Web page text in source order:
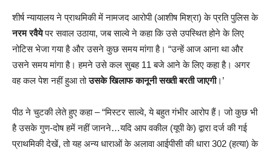
शीर्ष न्यायालय ने प्राथमिकी में नामजद आरोपी (आशीष मिश्रा) के प्रति पुलिस के
नरम रवैयेपर सवाल उठाया, जब साल्वे ने कहा कि उसे उपस्थित होने के लिए
नोटिस भेजा गया है और उसने कुछ समय मांगा है। “उन्हें आज आना था और
उसने समय मांगा है। हमने उसे कल सुबह 11 बजे आने के लिए कहा है। अगर
वह कल पेश नहीं हुआ तोउसके खिलाफ कानूनी सख्ती बरती जाएगी।’
पीठ ने चुटकी लेते हुए कहा – “मिस्टर साल्वे, ये बहुत गंभीर आरोप हैं। जो कुछ भी
है उसके गुण-दोष हमें नहीं जानने…यदि आप वकील (यूपी के) द्वारा दर्ज की गई
प्राथमिकी देखें, तो यह अन्य धाराओं के अलावा आईपीसी की धारा 302 (हत्या) के